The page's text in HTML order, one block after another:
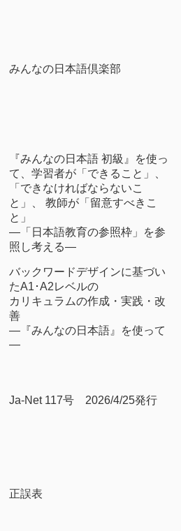
みんなの日本語倶楽部
『みんなの日本語 初級』を使っ
て、学習者が「できること」、
「できなければならないこ
と」、 教師が「留意すべきこ
と」
―「日本語教育の参照枠」を参
照し考える―
バックワードデザインに基づい
たA1･A2レベルの
カリキュラムの作成・実践・改
善
―『みんなの日本語』を使って
―
Ja-Net 117号 2026/4/25発行
正誤表